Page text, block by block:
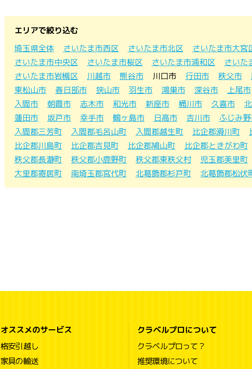
エリアで絞り込む
埼玉県全体
さいたま市西区 さいたま市北区 さいたま市大宮
さいたま市中央区
さいたま市桜区 さいたま市浦和区 さいた
さいたま市岩槻区
川越市 熊谷市 川口市 行田市 秩父市
東松山市
春日部市 狭山市 羽生市 鴻巣市 深谷市 上尾市
入間市
朝霞市 志木市 和光市 新座市 桶川市 久喜市
蓮田市
坂戸市 幸手市 鶴ヶ島市 日高市 吉川市 ふじみ
入間郡三芳町
入間郡毛呂山町 入間郡越生町 比企郡滑川町
比企郡川島町
比企郡吉見町 比企郡鳩山町 比企郡ときがわ町
秩父郡長瀞町
秩父郡小鹿野町 秩父郡東秩父村 児玉郡美里町
大里郡寄居町
南埼玉郡宮代町 北葛飾郡杉戸町 北葛飾郡松伏
オススメのサービス
格安引越し
家具の輸送
クラベルプロについて
クラベルプロって？
推奨環境について